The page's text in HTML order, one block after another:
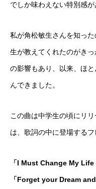
でしか味わえない特別感が
私が角松敏生さんを知っ
生が教えてくれたのがき
の影響もあり、以来、ほ
んできました。
この曲は中学生の頃にリ
は、歌詞の中に登場する
「I Must Change My Life
「Forget your Dream